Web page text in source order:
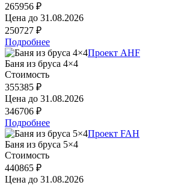
265956 ₽
Цена до 31.08.2026
250727 ₽
Подробнее
Проект AHF
Баня из бруса 4×4
Стоимость
355385 ₽
Цена до 31.08.2026
346706 ₽
Подробнее
Проект FAH
Баня из бруса 5×4
Стоимость
440865 ₽
Цена до 31.08.2026